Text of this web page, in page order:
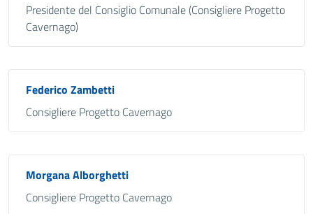
Presidente del Consiglio Comunale (Consigliere Progetto
Cavernago)
Federico Zambetti
Consigliere Progetto Cavernago
Morgana Alborghetti
Consigliere Progetto Cavernago